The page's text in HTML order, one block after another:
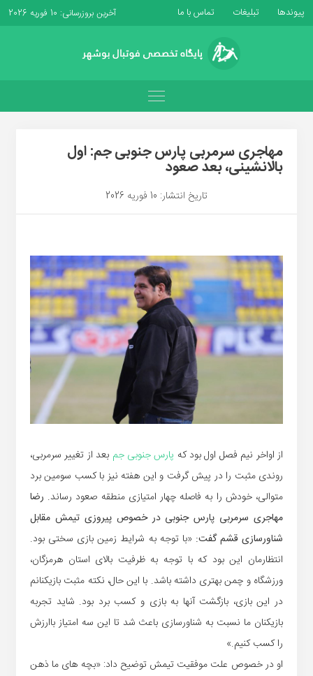
پیوندها تبلیغات تماس با ما آخرین بروزرسانی: 10 فوریه 2026
مهاجری سرمربی پارس جنوبی جم: اول
بالانشینی، بعد صعود
تاریخ انتشار: 10 فوریه 2026
از اواخر نیم فصل اول بود که پارس جنوبی جم بعد از تغییر سرمربی،
روندی مثبت را در پیش گرفت و این هفته نیز با کسب سومین برد
متوالی، خودش را به فاصله چهار امتیازی منطقه صعود رساند. رضا
مهاجری سرمربی پارس جنوبی در خصوص پیروزی تیمش مقابل
شناورسازی قشم گفت:«با توجه به شرایط زمین بازی سختی بود.
انتظارمان این بود که با توجه به ظرفیت بالای استان هرمزگان،
ورزشگاه و چمن بهتری داشته باشد. با این حال، نکته مثبت بازیکنانم
در این بازی، بازگشت آنها به بازی و کسب برد بود. شاید تجربه
بازیکنان ما نسبت به شناورسازی باعث شد تا این سه امتیاز باارزش
را کسب کنیم.»
او در خصوص علت موفقیت تیمش توضیح داد: «بچه های ما ذهن